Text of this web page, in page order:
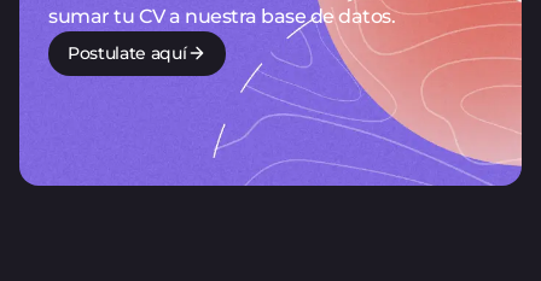
sumar tu CV a nuestra base de datos.
Postulate aquí